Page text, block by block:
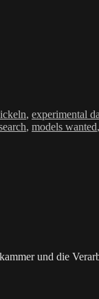
, experimental
, models wanted,
und die